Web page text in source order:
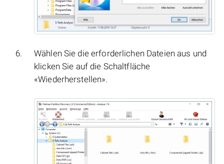
Wählen Sie die erforderlichen Dateien aus und
klicken Sie auf die Schaltfläche
«Wiederherstellen».